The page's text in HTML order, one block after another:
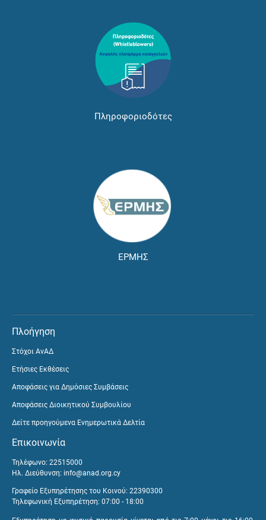
Πληροφοριοδότες
ΕΡΜΗΣ
Πλοήγηση
Στόχοι ΑνΑΔ
Ετήσιες Εκθέσεις
Αποφάσεις για Δημόσιες Συμβάσεις
Αποφάσεις Διοικητικού Συμβουλίου
Δείτε προηγούμενα Ενημερωτικά Δελτία
Επικοινωνία
Τηλέφωνο: 22515000
Ηλ. Διεύθυνση: info@anad.org.cy
Γραφείο Εξυπηρέτησης του Κοινού: 22390300
Τηλεφωνική Εξυπηρέτηση: 07:00 - 18:00